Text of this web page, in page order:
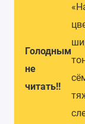
Голодным
не
читать!!